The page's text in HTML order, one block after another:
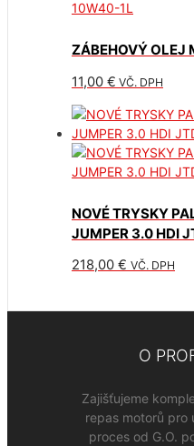
ZÁBEHOVÝ OLEJ
11,00 € VČ. DPH
NOVÉ TRYSKY
JUMPER 3.0 HDI
218,00 € VČ. DPH
O
Zajišťujeme
repas motorů pro
proces od G.O.